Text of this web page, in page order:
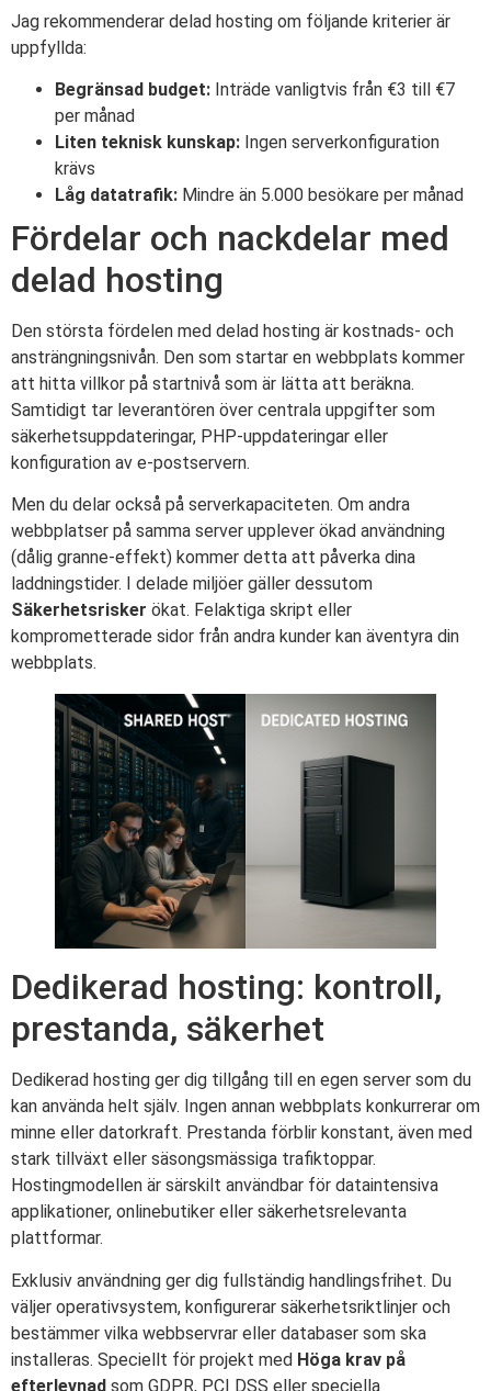
Jag rekommenderar delad hosting om följande kriterier är
uppfyllda:
Begränsad budget: Inträde vanligtvis från €3 till €7
per månad
Liten teknisk kunskap: Ingen serverkonfiguration
krävs
Låg datatrafik: Mindre än 5.000 besökare per månad
Fördelar och nackdelar med
delad hosting
Den största fördelen med delad hosting är kostnads- och
ansträngningsnivån. Den som startar en webbplats kommer
att hitta villkor på startnivå som är lätta att beräkna.
Samtidigt tar leverantören över centrala uppgifter som
säkerhetsuppdateringar, PHP-uppdateringar eller
konfiguration av e-postservern.
Men du delar också på serverkapaciteten. Om andra
webbplatser på samma server upplever ökad användning
(dålig granne-effekt) kommer detta att påverka dina
laddningstider. I delade miljöer gäller dessutom
Säkerhetsrisker ökat. Felaktiga skript eller
komprometterade sidor från andra kunder kan äventyra din
webbplats.
Dedikerad hosting: kontroll,
prestanda, säkerhet
Dedikerad hosting ger dig tillgång till en egen server som du
kan använda helt själv. Ingen annan webbplats konkurrerar om
minne eller datorkraft. Prestanda förblir konstant, även med
stark tillväxt eller säsongsmässiga trafiktoppar.
Hostingmodellen är särskilt användbar för dataintensiva
applikationer, onlinebutiker eller säkerhetsrelevanta
plattformar.
Exklusiv användning ger dig fullständig handlingsfrihet. Du
väljer operativsystem, konfigurerar säkerhetsriktlinjer och
bestämmer vilka webbservrar eller databaser som ska
installeras. Speciellt för projekt med Höga krav på
efterlevnad som GDPR, PCI DSS eller speciella